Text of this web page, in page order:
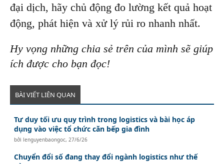
đại dịch, hãy chủ động đo lường kết quả hoạt
động, phát hiện và xử lý rủi ro nhanh nhất.
Hy vọng những chia sẻ trên của mình sẽ giúp
ích được cho bạn đọc!
BÀI VIẾT LIÊN QUAN
Tư duy tối ưu quy trình trong logistics và bài học áp
dụng vào việc tổ chức căn bếp gia đình
bởilenguyenbaongoc, 27/6/26
Chuyển đổi số đang thay đổi ngành logistics như thế